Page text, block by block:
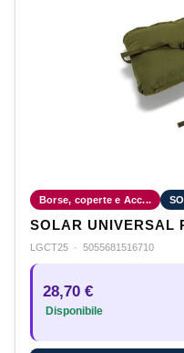
Borse, coperte e Acc...
SOLAR UNIVERSAL
LGCT25 · 5055681516710
28,70 €
Disponibile